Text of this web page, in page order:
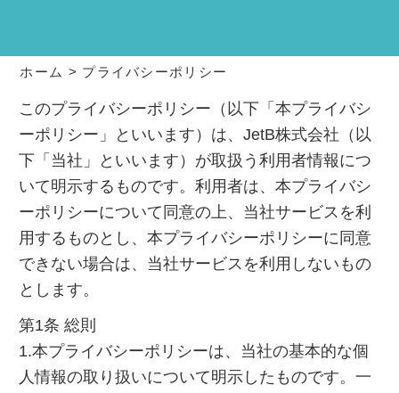
ホーム > プライバシーポリシー
このプライバシーポリシー（以下「本プライバシ
ーポリシー」といいます）は、JetB株式会社（以
下「当社」といいます）が取扱う利用者情報につ
いて明示するものです。利用者は、本プライバシ
ーポリシーについて同意の上、当社サービスを利
用するものとし、本プライバシーポリシーに同意
できない場合は、当社サービスを利用しないもの
とします。
第1条 総則
1.本プライバシーポリシーは、当社の基本的な個
人情報の取り扱いについて明示したものです。一